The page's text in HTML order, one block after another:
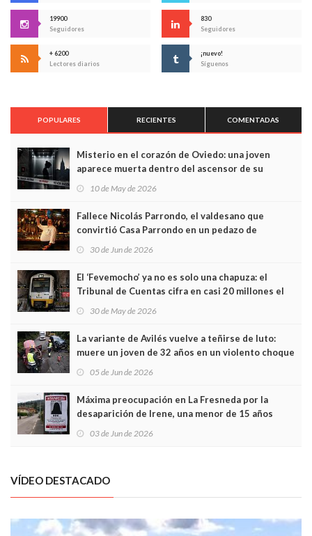
19900
Seguidores
830
Seguidores
+ 6200
Lectores diarios
¡nuevo!
Síguenos
POPULARES RECIENTES COMENTADAS
Misterio en el corazón de Oviedo: una joven
aparece muerta dentro del ascensor de su
edificio y las cámaras captan sus últimos minutos
10 de May de 2026
Fallece Nicolás Parrondo, el valdesano que
convirtió Casa Parrondo en un pedazo de
Asturias en Madrid
30 de Jun de 2026
El ‘Fevemocho’ ya no es solo una chapuza: el
Tribunal de Cuentas cifra en casi 20 millones el
sobrecoste de los trenes que no cabían por los
30 de May de 2026
La variante de Avilés vuelve a teñirse de luto:
muere un joven de 32 años en un violento choque
frontal
05 de Jun de 2026
Máxima preocupación en La Fresneda por la
desaparición de Irene, una menor de 15 años
03 de Jun de 2026
VÍDEO DESTACADO